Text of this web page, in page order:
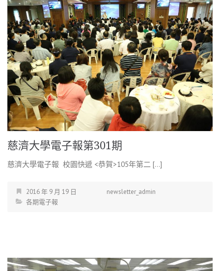
慈濟大學電子報第301期
慈濟大學電子報 校園快遞 <恭賀>105年第二 […]
2016 年 9 月 19 日
newsletter_admin
各期電子報